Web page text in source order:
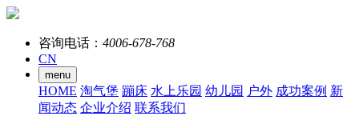
咨询电话： 4006-678-768
CN
menu
HOME 淘气堡 蹦床 水上乐园 幼儿园 户外 成功案例 新
闻动态 企业介绍 联系我们